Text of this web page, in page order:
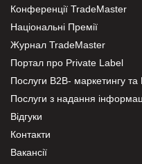
Конференції TradeMaster
Національні Премії
Журнал TradeMaster
Портал про Private Label
Послуги В2В- маркетингу та
Послуги з надання
Відгуки
Контакти
Вакансії